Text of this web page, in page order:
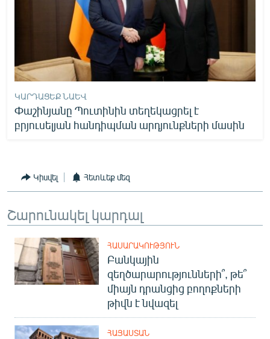
ԿԱՐԴԱՑԵՔ ՆԱԵՎ
Փաշինյանը Պուտինին տեղեկացրել է
բրյուսելյան հանդիպման արդյունքների մասին
Կիսվել Հետևեք մեզ
Շարունակել կարդալ
ՀԱՍԱՐԱԿՈՒԹՅՈՒՆ
Բանկային
զեղծարարությունների՞, թե՞
միայն դրանցից բողոքների
թիվն է նվազել
ՀԱՅԱՍՏԱՆ